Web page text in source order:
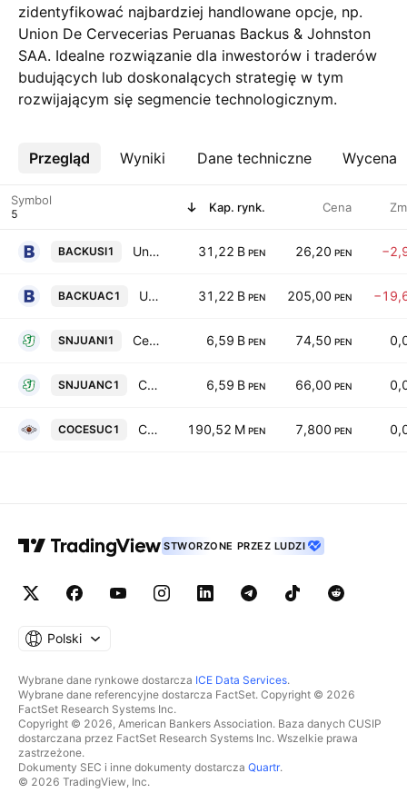
zidentyfikować najbardziej handlowane opcje, np.
Union De Cervecerias Peruanas Backus & Johnston
SAA. Idealne rozwiązanie dla inwestorów i traderów
budujących lub doskonalących strategię w tym
rozwijającym się segmencie technologicznym.
Przegląd Wyniki Dane techniczne Wycena
Więcej
Symbol Kap. rynk. Cena
BACKUSI1 Union De Cervecerias Peruanas Backus & Johnston SAA 31,22 B PEN 26,20 PEN
BACKUAC1 Union De Cervecerias Peruanas Backus & Johnston SAA Class A 31,22 B PEN 205,00 PEN
SNJUANI1 Cerveceria San Juan SA 6,59 B PEN 74,50 PEN
SNJUANC1 Cerveceria San Juan SA 6,59 B PEN 66,00 PEN
COCESUC1 Corporacion Cervesur SA 190,52 M PEN 7,800 PEN
STWORZONE PRZEZ LUDZI
Polski
Wybrane dane rynkowe dostarcza ICE Data Services.
Wybrane dane referencyjne dostarcza FactSet. Copyright © 2026
FactSet Research Systems Inc.
Copyright © 2026, American Bankers Association. Baza danych CUSIP
dostarczana przez FactSet Research Systems Inc. Wszelkie prawa
zastrzeżone.
Dokumenty SEC i inne dokumenty dostarcza Quartr.
© 2026 TradingView, Inc.